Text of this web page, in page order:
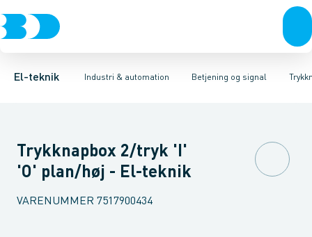
El-teknik Industri & automation
Afbrydere, stikkontakter & lampeudtagForgreningsmateriel
Betjening og signal
Industristiksystemer Frekvensomformere og softstartere
TrykknaphovedLystårn element, optiskTilslutningsmodul
Trykknapbox 2/tryk 'I'
'O' plan/høj - El-teknik
VARENUMMER 7517900434